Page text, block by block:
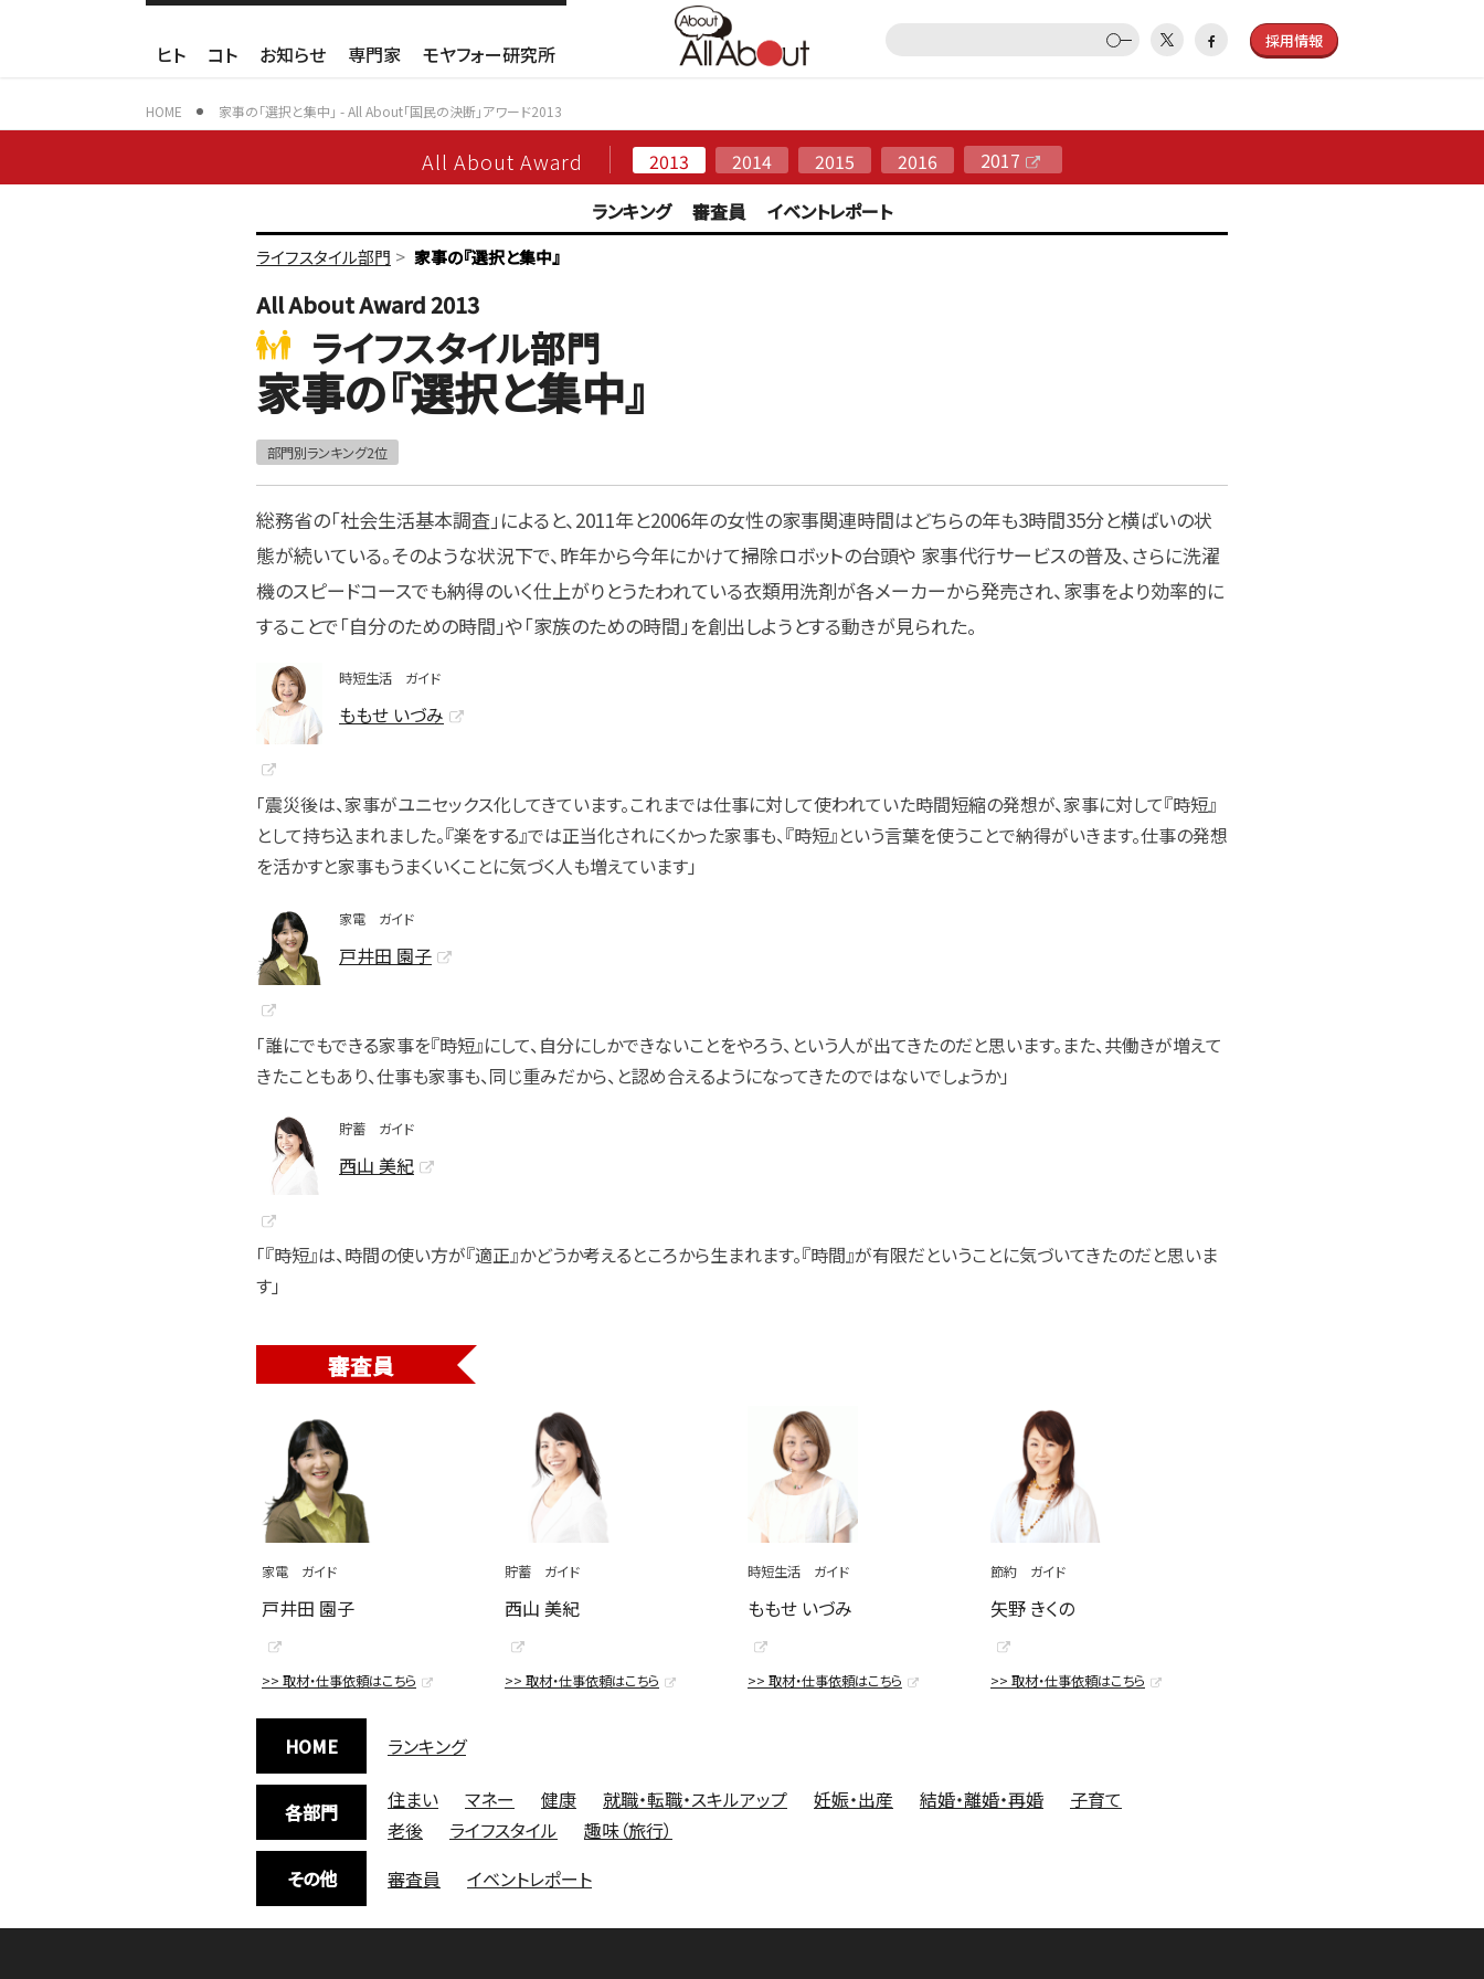
ヒト コト お知らせ 専門家 モヤフォー研究所
採用情報
HOME 家事の「選択と集中」 - All About「国民の決断」アワード2013
All About Award 2013 2014 2015 2016
2017
ランキング
審査員 イベントレポート
ライフスタイル部門 > 家事の『選択と集中』
All About Award 2013
ライフスタイル部門
家事の『選択と集中』
部門別ランキング2位
総務省の「社会生活基本調査」によると、2011年と2006年の女性の家事関連時間はどちらの年も3時間35分と横ばいの状
態が続いている。そのような状況下で、昨年から今年にかけて掃除ロボットの台頭や 家事代行サービスの普及、さらに洗濯
機のスピードコースでも納得のいく仕上がりとうたわれている衣類用洗剤が各メーカーから発売され、家事をより効率的に
することで「自分のための時間」や「家族のための時間」を創出しようとする動きが見られた。
時短生活 ガイド
ももせ いづみ
「震災後は、家事がユニセックス化してきています。これまでは仕事に対して使われていた時間短縮の発想が、家事に対して『時短』
として持ち込まれました。『楽をする』では正当化されにくかった家事も、『時短』という言葉を使うことで納得がいきます。仕事の発想
を活かすと家事もうまくいくことに気づく人も増えています」
家電 ガイド
戸井田 園子
「誰にでもできる家事を『時短』にして、自分にしかできないことをやろう、という人が出てきたのだと思います。また、共働きが増えて
きたこともあり、仕事も家事も、同じ重みだから、と認め合えるようになってきたのではないでしょうか」
貯蓄 ガイド
西山 美紀
「『時短』は、時間の使い方が『適正』かどうか考えるところから生まれます。『時間』が有限だということに気づいてきたのだと思いま
す」
審査員
家電 ガイド
戸井田 園子
>> 取材・仕事依頼はこちら
貯蓄 ガイド
西山 美紀
>> 取材・仕事依頼はこちら
時短生活 ガイド
ももせ いづみ
>> 取材・仕事依頼はこちら
節約 ガイド
矢野 きくの
>> 取材・仕事依頼はこちら
HOME ランキング
各部門 住まい マネー 健康 就職・転職・スキルアップ 妊娠・出産 結婚・離婚・再婚
子育て
老後
ライフスタイル
趣味（旅行）
その他
審査員 イベントレポート